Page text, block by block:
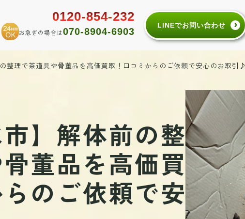
0120-854-232
お急ぎの場合は070-8904-6903
LINEでお問い合わせ
整理で茶道具や骨董品を高価買取！口コミからのご依頼で安心のお取引♪
市】解体前の整
董品を高価買
のご依頼で安